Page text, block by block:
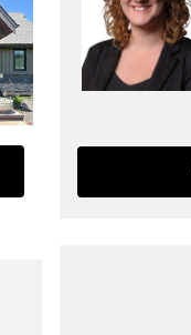
Nom
Courriel
Téléphone
Message